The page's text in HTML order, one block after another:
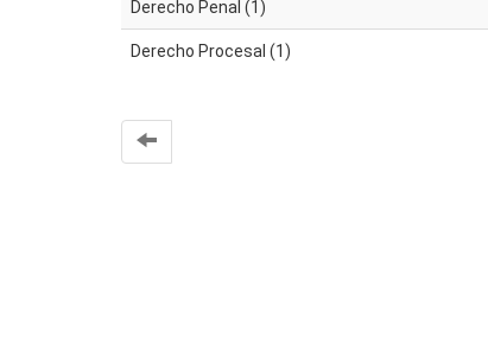
Derecho Penal (1)
Derecho Procesal (1)